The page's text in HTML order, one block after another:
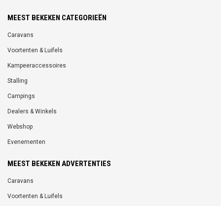
MEEST BEKEKEN CATEGORIEËN
Caravans
Voortenten & Luifels
Kampeeraccessoires
Stalling
Campings
Dealers & Winkels
Webshop
Evenementen
MEEST BEKEKEN ADVERTENTIES
Caravans
Voortenten & Luifels